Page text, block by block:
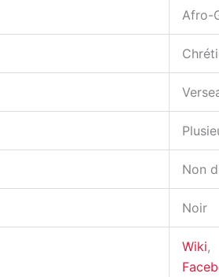
Afro-
Non
Noir
Wiki,